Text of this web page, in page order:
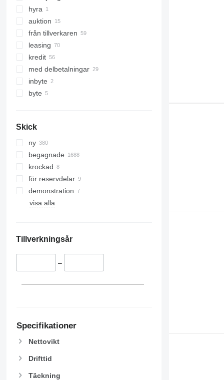
hyra
auktion
från tillverkaren
leasing
kredit
med delbetalningar
inbyte
byte
Skick
ny
begagnade
krockad
för reservdelar
demonstration
visa alla
Tillverkningsår
–
Specifikationer
Nettovikt
Drifttid
Täckning